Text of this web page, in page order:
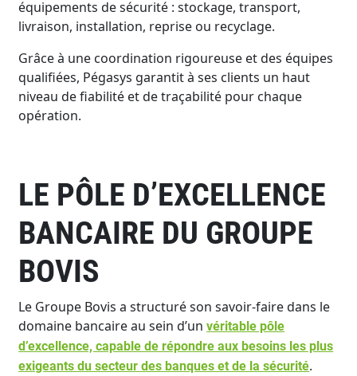
équipements de sécurité : stockage, transport,
livraison, installation, reprise ou recyclage.
Grâce à une coordination rigoureuse et des équipes
qualifiées, Pégasys garantit à ses clients un haut
niveau de fiabilité et de traçabilité pour chaque
opération.
LE PÔLE D’EXCELLENCE
BANCAIRE DU GROUPE
BOVIS
Le Groupe Bovis a structuré son savoir-faire dans le
domaine bancaire au sein d’unvéritable pôle
d’excellence, capable de répondre aux besoins les plus
exigeants du secteur des banques et de la sécurité.